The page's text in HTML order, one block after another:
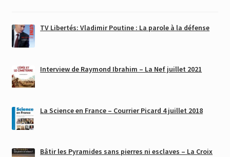
TV Libertés: Vladimir Poutine : La parole à la défense
Interview de Raymond Ibrahim – La Nef juillet 2021
La Science en France – Courrier Picard 4 juillet 2018
Bâtir les Pyramides sans pierres ni esclaves – La Croix